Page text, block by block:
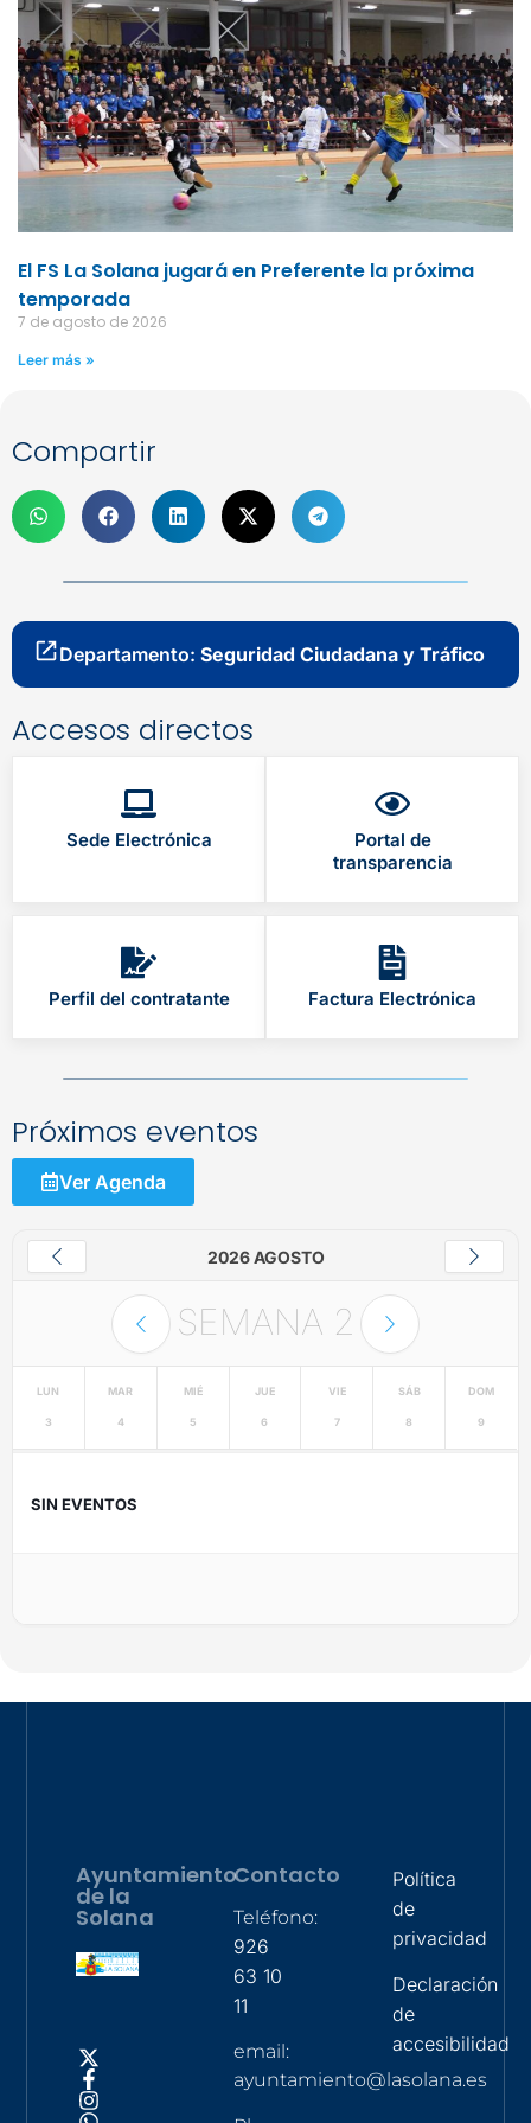
El FS La Solana jugará en Preferente la próxima
temporada
7 de agosto de 2026
Leer más »
Compartir
Departamento: Seguridad Ciudadana y Tráfico
Accesos directos
Sede Electrónica
Portal de
transparencia
Perfil del contratante Factura Electrónica
Próximos eventos
Ver Agenda
2026 AGOSTO
SEMANA 2
LUN
3
MAR
4
MIÉ
5
JUE
6
VIE
7
SÁB
8
DOM
9
SIN EVENTOS
Ayuntamiento
de la
Solana
Contacto
Teléfono:
926
63 10
11
email:
ayuntamiento@lasolana.es
Política
de
privacidad
Declaración
de
accesibilidad